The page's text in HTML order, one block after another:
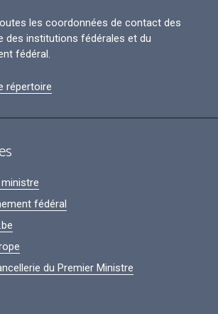
les coordonnées de contact des
des institutions fédérales et du
fédéral.
répertoire
fédéral
du Premier Ministre